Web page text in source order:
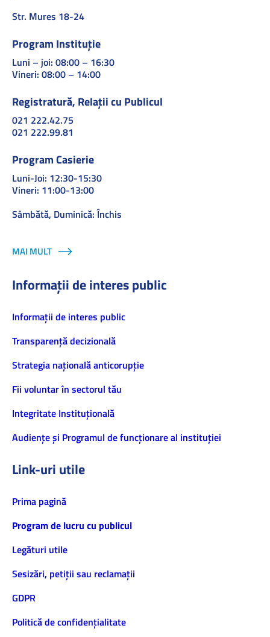
Str. Mures 18-24
Program Instituție
Luni – joi: 08:00 – 16:30
Vineri: 08:00 – 14:00
Registratură, Relații cu Publicul
021 222.42.75
021 222.99.81
Program Casierie
Luni-Joi: 12:30-15:30
Vineri: 11:00-13:00
Sâmbătă, Duminică: Închis
MAI MULT
Informații de interes public
Informaţii de interes public
Transparență decizională
Strategia națională anticorupție
Fii voluntar în sectorul tău
Integritate Instituțională
Audiențe și Programul de funcționare al instituției
Link-uri utile
Prima pagină
Program de lucru cu publicul
Legături utile
Sesizări, petiţii sau reclamații
GDPR
Politică de confidenţialitate